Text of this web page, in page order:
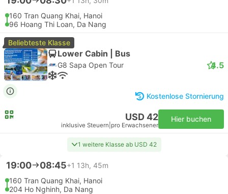
160 Tran Quang Khai, Hanoi
96 Hoang Thi Loan, Da Nang
Beliebteste Klasse
Lower Cabin | Bus
G8 Sapa Open Tour 4.5
Kostenlose Stornierung
USD 42
inklusive Steuern pro Erwachsener
Hier buchen
1 weitere Klasse ab USD 42
19:00 08:45+1 13h, 45m
160 Tran Quang Khai, Hanoi
204 Ho Nghinh, Da Nang